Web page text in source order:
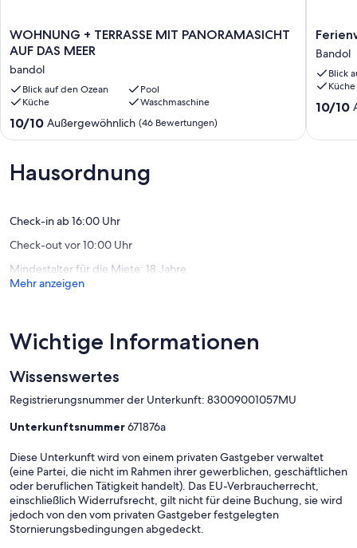
WOHNUNG
+
MIT
PANORAMASICHT
AUF
DAS
MEER
WOHNUNG + TERRASSE MIT PANORAMASICHT
AUF DAS MEER
bandol
Blick auf den Ozean
Pool
Küche
Waschmaschine
10.0
von
Außergewöhnlich,
(46
10/10 Außergewöhnlich (46 Bewertungen)
-
Bandol
Bandol
Blick
Küche
10.0
10/10
Hausordnung
Check-in ab 16:00 Uhr
Check-out vor 10:00 Uhr
Mindestalter für die Miete: 18 Jahre
Mehr anzeigen
Wichtige Informationen
Wissenswertes
Registrierungsnummer der Unterkunft: 83009001057MU
Unterkunftsnummer671876a
Diese Unterkunft wird von einem privaten Gastgeber verwaltet
(eine Partei, die nicht im Rahmen ihrer gewerblichen, geschäftlichen
oder beruflichen Tätigkeit handelt). Das EU-Verbraucherrecht,
einschließlich Widerrufsrecht, gilt nicht für deine Buchung, sie wird
jedoch von den vom privaten Gastgeber festgelegten
Stornierungsbedingungen abgedeckt.